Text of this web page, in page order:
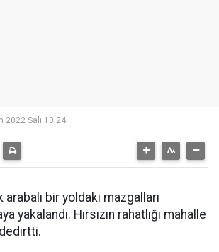
2022 Salı 10:24
bir yoldaki mazgalları
yakalandı. Hırsızın rahatlığı mahalle